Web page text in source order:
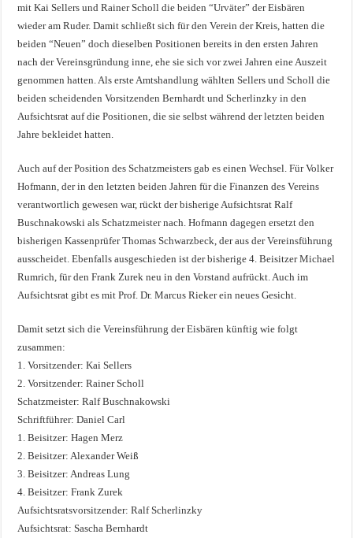
mit Kai Sellers und Rainer Scholl die beiden “Urväter” der Eisbären
wieder am Ruder. Damit schließt sich für den Verein der Kreis, hatten die
beiden “Neuen” doch dieselben Positionen bereits in den ersten Jahren
nach der Vereinsgründung inne, ehe sie sich vor zwei Jahren eine Auszeit
genommen hatten. Als erste Amtshandlung wählten Sellers und Scholl die
beiden scheidenden Vorsitzenden Bernhardt und Scherlinzky in den
Aufsichtsrat auf die Positionen, die sie selbst während der letzten beiden
Jahre bekleidet hatten.
Auch auf der Position des Schatzmeisters gab es einen Wechsel. Für Volker
Hofmann, der in den letzten beiden Jahren für die Finanzen des Vereins
verantwortlich gewesen war, rückt der bisherige Aufsichtsrat Ralf
Buschnakowski als Schatzmeister nach. Hofmann dagegen ersetzt den
bisherigen Kassenprüfer Thomas Schwarzbeck, der aus der Vereinsführung
ausscheidet. Ebenfalls ausgeschieden ist der bisherige 4. Beisitzer Michael
Rumrich, für den Frank Zurek neu in den Vorstand aufrückt. Auch im
Aufsichtsrat gibt es mit Prof. Dr. Marcus Rieker ein neues Gesicht.
Damit setzt sich die Vereinsführung der Eisbären künftig wie folgt
zusammen:
1. Vorsitzender: Kai Sellers
2. Vorsitzender: Rainer Scholl
Schatzmeister: Ralf Buschnakowski
Schriftführer: Daniel Carl
1. Beisitzer: Hagen Merz
2. Beisitzer: Alexander Weiß
3. Beisitzer: Andreas Lung
4. Beisitzer: Frank Zurek
Aufsichtsratsvorsitzender: Ralf Scherlinzky
Aufsichtsrat: Sascha Bernhardt